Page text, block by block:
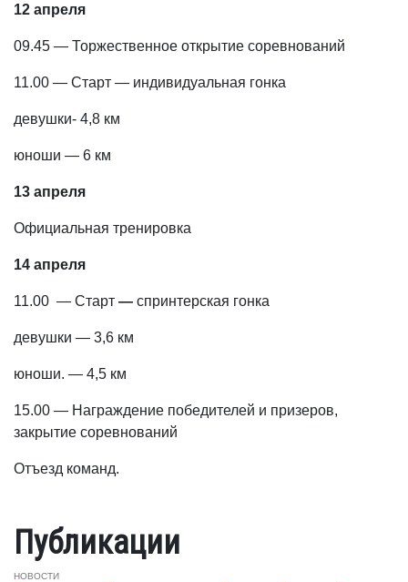
12 апреля
09.45 — Торжественное открытие соревнований
11.00 — Старт — индивидуальная гонка
девушки- 4,8 км
юноши — 6 км
13 апреля
Официальная тренировка
14 апреля
11.00 — Старт — спринтерская гонка
девушки — 3,6 км
юноши. — 4,5 км
15.00 — Награждение победителей и призеров,
закрытие соревнований
Отъезд команд.
Публикации
НОВОСТИ